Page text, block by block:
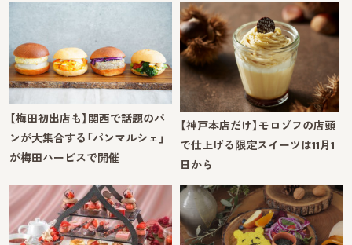
【梅田初出店も】関西で話題のパ
ンが大集合する「パンマルシェ」
が梅田ハービスで開催
【神戸本店だけ】モロゾフの店頭
で仕上げる限定スイーツは11月1
日から